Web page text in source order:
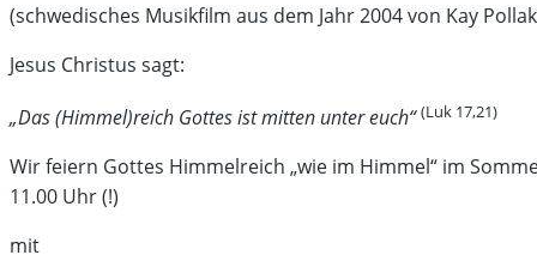
(schwedisches Musikfilm aus dem Jahr 2004 von Kay
Jesus Christus sagt:
„Das (Himmel)reich Gottes ist mitten unter euch“ (Luk 17,21)
Wir feiern Gottes Himmelreich „wie im Himmel“ im
11.00 Uhr (!)
mit